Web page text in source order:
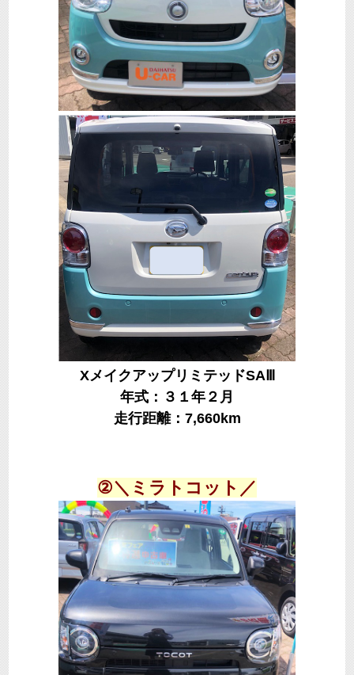
XメイクアップリミテッドSAⅢ
年式：３１年２月
走行距離：7,660km
②＼ミラトコット／